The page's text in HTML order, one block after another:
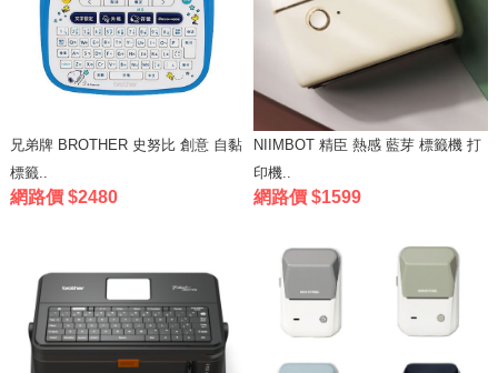
兄弟牌 BROTHER 史努比 創意 自黏
標籤..
網路價 $2480
NIIMBOT 精臣 熱感 藍芽 標籤機 打
印機..
網路價 $1599